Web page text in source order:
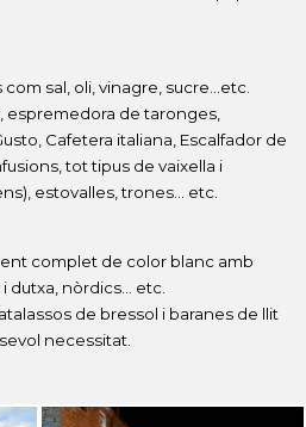
sal, oli, vinagre, sucre...etc.
espremedora de taronges,
Cafetera italiana, Escalfador de
tot tipus de vaixella i
estovalles, trones... etc.
complet de color blanc amb
dutxa, nòrdics... etc.
de bressol i baranes de llit
necessitat.